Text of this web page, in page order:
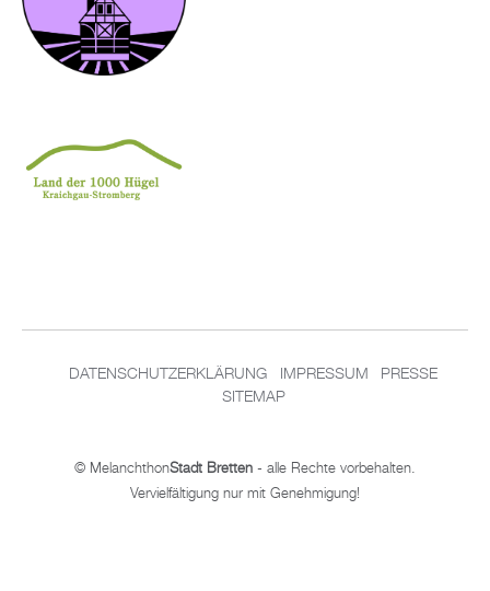
DATENSCHUTZERKLÄRUNG IMPRESSUM
PRESSE
SITEMAP
© MelanchthonStadt Bretten - alle Rechte vorbehalten.
Vervielfältigung nur mit Genehmigung!